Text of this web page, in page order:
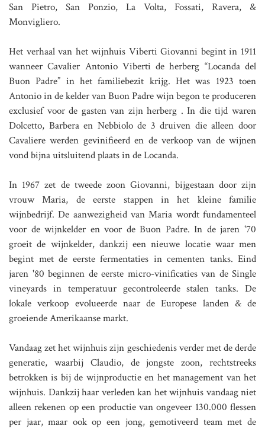
San Pietro, San Ponzio, La Volta, Fossati, Ravera, &
Monvigliero.
Het verhaal van het wijnhuis Viberti Giovanni begint in 1911
wanneer Cavalier Antonio Viberti de herberg “Locanda del
Buon Padre” in het familiebezit krijg. Het was 1923 toen
Antonio in de kelder van Buon Padre wijn begon te produceren
exclusief voor de gasten van zijn herberg . In die tijd waren
Dolcetto, Barbera en Nebbiolo de 3 druiven die alleen door
Cavaliere werden gevinifieerd en de verkoop van de wijnen
vond bijna uitsluitend plaats in de Locanda.
In 1967 zet de tweede zoon Giovanni, bijgestaan door zijn
vrouw Maria, de eerste stappen in het kleine familie
wijnbedrijf. De aanwezigheid van Maria wordt fundamenteel
voor de wijnkelder en voor de Buon Padre. In de jaren '70
groeit de wijnkelder, dankzij een nieuwe locatie waar men
begint met de eerste fermentaties in cementen tanks. Eind
jaren '80 beginnen de eerste micro-vinificaties van de Single
vineyards in temperatuur gecontroleerde stalen tanks. De
lokale verkoop evolueerde naar de Europese landen & de
groeiende Amerikaanse markt.
Vandaag zet het wijnhuis zijn geschiedenis verder met de derde
generatie, waarbij Claudio, de jongste zoon, rechtstreeks
betrokken is bij de wijnproductie en het management van het
wijnhuis. Dankzij haar verleden kan het wijnhuis vandaag niet
alleen rekenen op een productie van ongeveer 130.000 flessen
per jaar, maar ook op een jong, gemotiveerd team met de